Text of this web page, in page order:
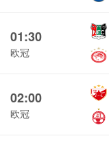
01:30
欧冠
02:00
欧冠